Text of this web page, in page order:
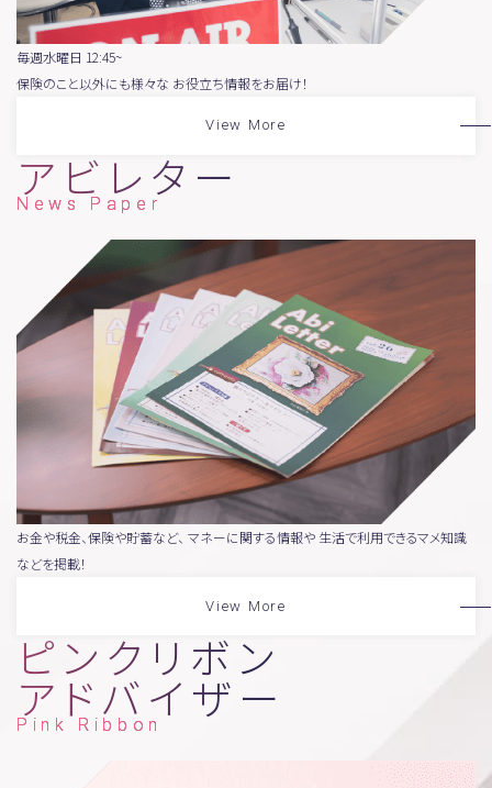
毎週水曜日 12:45~
保険のこと以外にも様々な お役立ち情報をお届け！
View More
アビレター
News Paper
お金や税金、保険や貯蓄など、 マネーに関する情報や 生活で利用できるマメ知識
などを掲載！
View More
ピンクリボン
アドバイザー
Pink Ribbon